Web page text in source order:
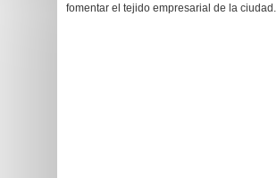
fomentar el tejido empresarial de la ciudad.